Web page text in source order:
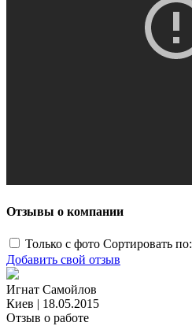
Отзывы о компании
Только с фото Сортировать по:
Добавить свой отзыв
Игнат Самойлов
Киев | 18.05.2015
Отзыв о работе